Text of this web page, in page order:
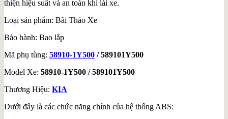
thiện hiệu suất và an toàn khi lái xe.
Loại sản phẩm: Bãi Tháo Xe
Bảo hành: Bao lắp
Mã phụ tùng: 58910-1Y500 / 589101Y500
Model Xe: 58910-1Y500 / 589101Y500
Thương Hiệu: KIA
Dưới đây là các chức năng chính của hệ thống ABS: